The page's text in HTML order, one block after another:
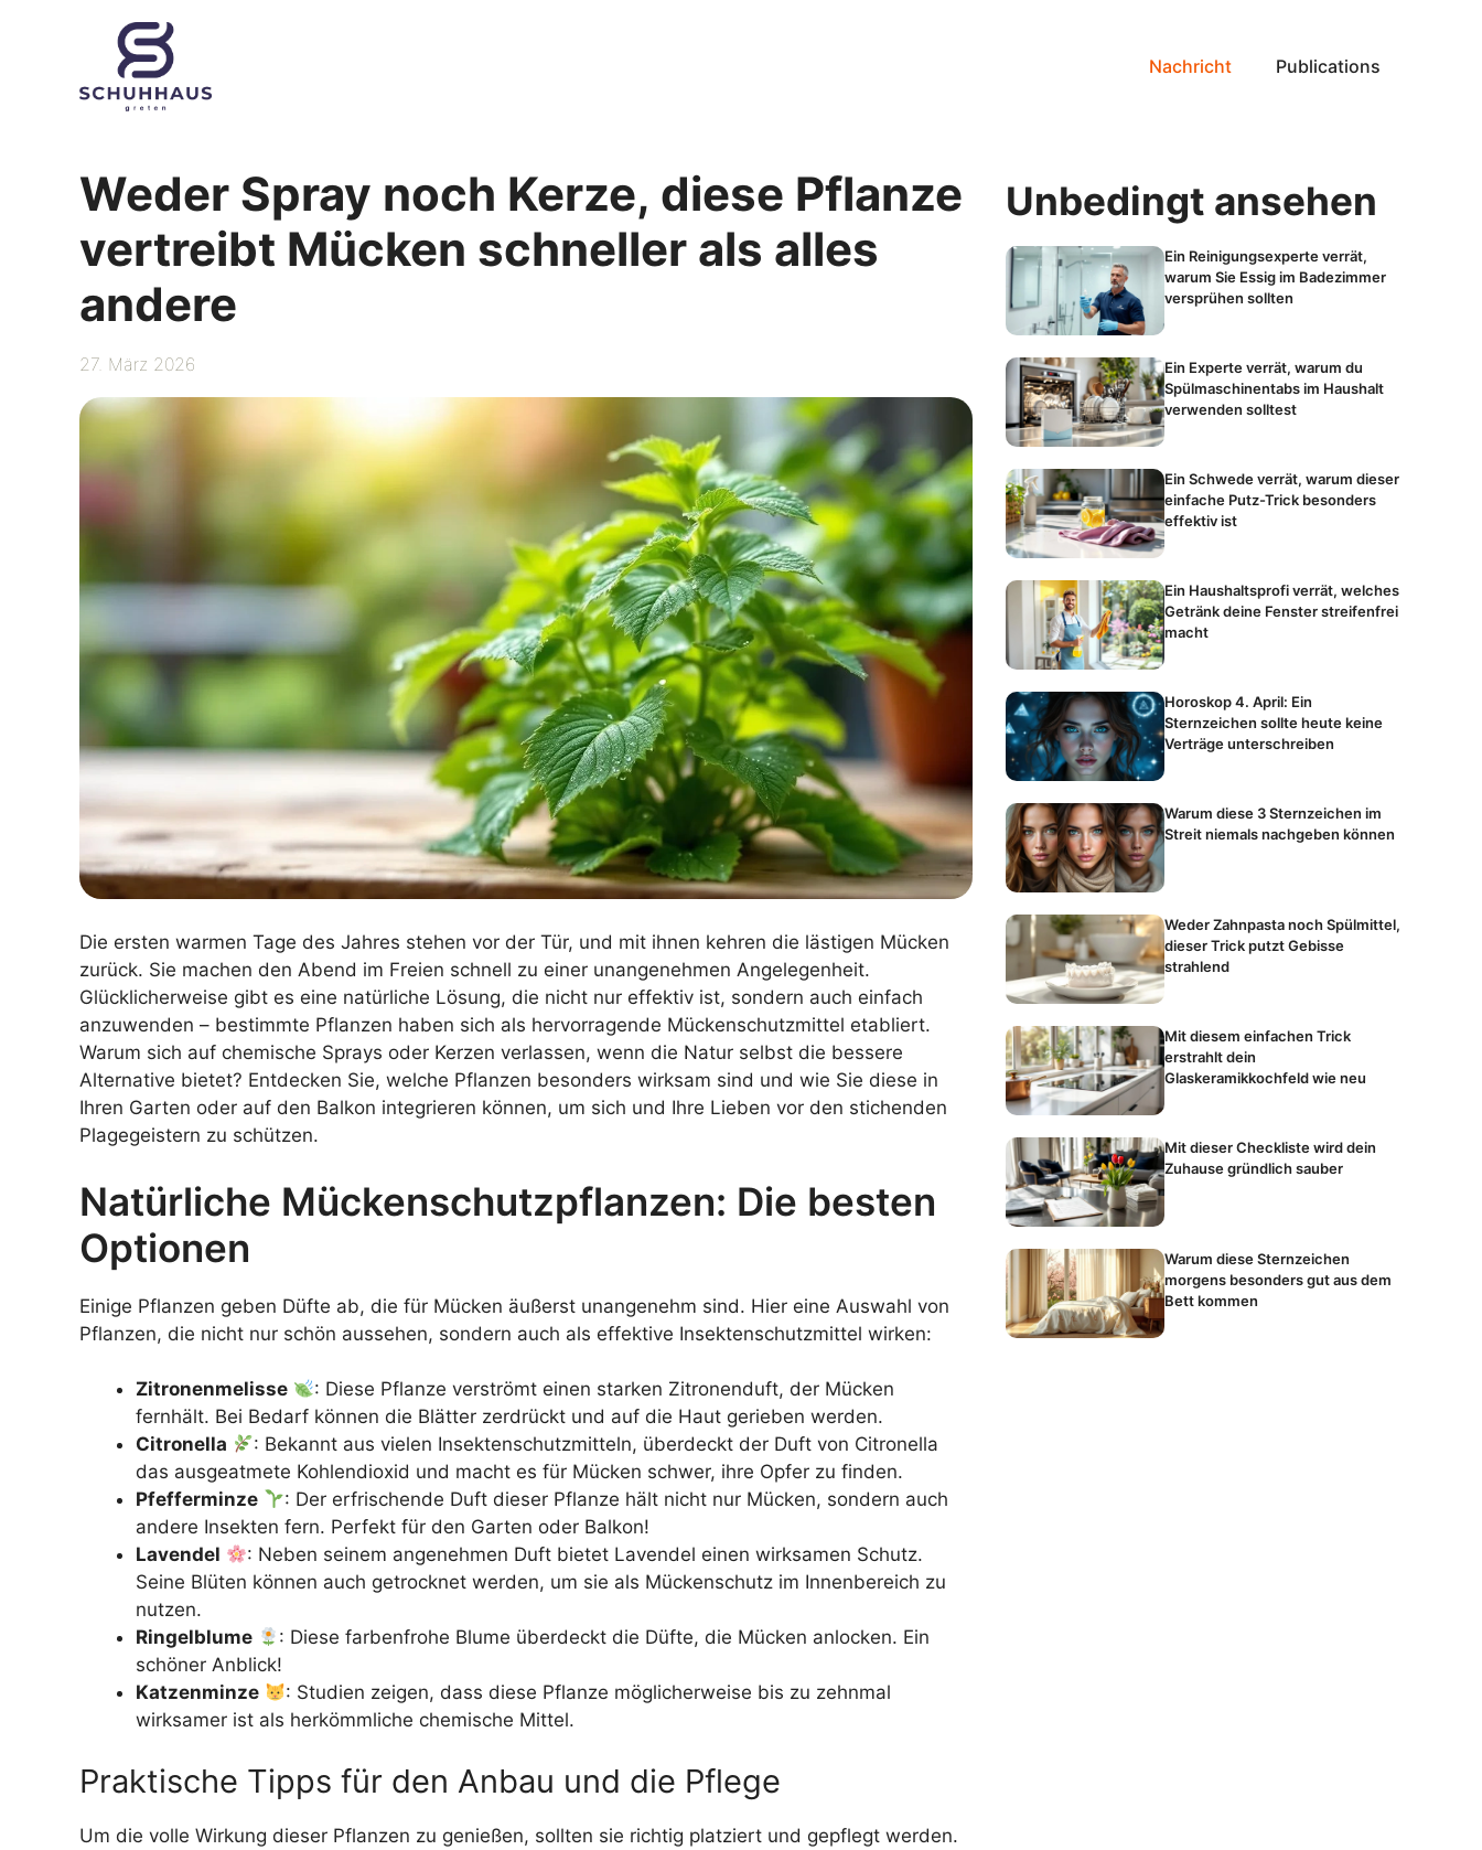
Nachricht Publications
Weder Spray noch Kerze, diese Pflanze
vertreibt Mücken schneller als alles
andere
27. März 2026
Die ersten warmen Tage des Jahres stehen vor der Tür, und mit ihnen kehren die lästigen Mücken
zurück. Sie machen den Abend im Freien schnell zu einer unangenehmen Angelegenheit.
Glücklicherweise gibt es eine natürliche Lösung, die nicht nur effektiv ist, sondern auch einfach
anzuwenden – bestimmte Pflanzen haben sich als hervorragende Mückenschutzmittel etabliert.
Warum sich auf chemische Sprays oder Kerzen verlassen, wenn die Natur selbst die bessere
Alternative bietet? Entdecken Sie, welche Pflanzen besonders wirksam sind und wie Sie diese in
Ihren Garten oder auf den Balkon integrieren können, um sich und Ihre Lieben vor den stichenden
Plagegeistern zu schützen.
Natürliche Mückenschutzpflanzen: Die besten
Optionen
Einige Pflanzen geben Düfte ab, die für Mücken äußerst unangenehm sind. Hier eine Auswahl von
Pflanzen, die nicht nur schön aussehen, sondern auch als effektive Insektenschutzmittel wirken:
Zitronenmelisse
: Diese Pflanze verströmt einen starken Zitronenduft, der Mücken
fernhält. Bei Bedarf können die Blätter zerdrückt und auf die Haut gerieben werden.
Citronella
: Bekannt aus vielen Insektenschutzmitteln, überdeckt der Duft von Citronella
das ausgeatmete Kohlendioxid und macht es für Mücken schwer, ihre Opfer zu finden.
Pfefferminze
: Der erfrischende Duft dieser Pflanze hält nicht nur Mücken, sondern auch
andere Insekten fern. Perfekt für den Garten oder Balkon!
Lavendel
: Neben seinem angenehmen Duft bietet Lavendel einen wirksamen Schutz.
Seine Blüten können auch getrocknet werden, um sie als Mückenschutz im Innenbereich zu
nutzen.
Ringelblume
: Diese farbenfrohe Blume überdeckt die Düfte, die Mücken anlocken. Ein
schöner Anblick!
Katzenminze
: Studien zeigen, dass diese Pflanze möglicherweise bis zu zehnmal
wirksamer ist als herkömmliche chemische Mittel.
Praktische Tipps für den Anbau und die Pflege
Um die volle Wirkung dieser Pflanzen zu genießen, sollten sie richtig platziert und gepflegt werden.
Unbedingt ansehen
Ein Reinigungsexperte verrät,
warum Sie Essig im Badezimmer
versprühen sollten
Ein Experte verrät, warum du
Spülmaschinentabs im Haushalt
verwenden solltest
Ein Schwede verrät, warum dieser
einfache Putz-Trick besonders
effektiv ist
Ein Haushaltsprofi verrät, welches
Getränk deine Fenster streifenfrei
macht
Horoskop 4. April: Ein
Sternzeichen sollte heute keine
Verträge unterschreiben
Warum diese 3 Sternzeichen im
Streit niemals nachgeben können
Weder Zahnpasta noch Spülmittel,
dieser Trick putzt Gebisse
strahlend
Mit diesem einfachen Trick
erstrahlt dein
Glaskeramikkochfeld wie neu
Mit dieser Checkliste wird dein
Zuhause gründlich sauber
Warum diese Sternzeichen
morgens besonders gut aus dem
Bett kommen